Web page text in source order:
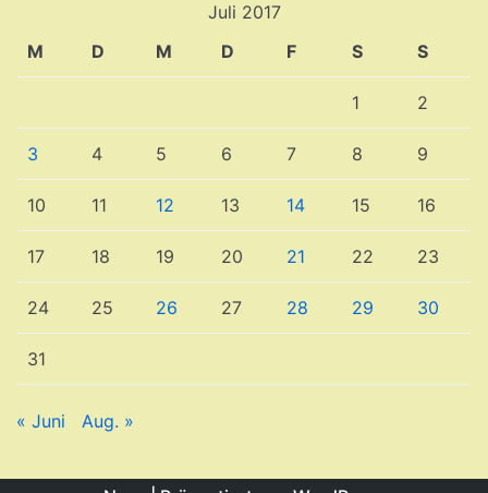
Juli 2017
M
D M D F S S
1 2
3 4 5 6 7 8 9
10 11 12 13 14 15 16
17 18 19 20 21 22 23
24 25 26 27 28 29 30
31
« Juni Aug. »